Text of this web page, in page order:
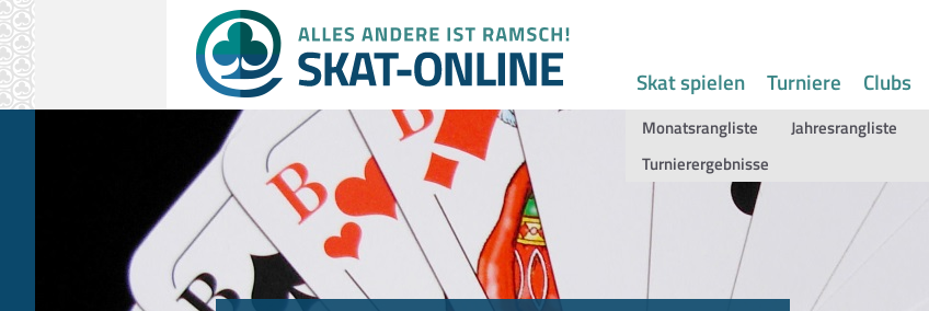
Skat spielen Turniere Clubs
Monatsrangliste Jahresrangliste
Turnierergebnisse